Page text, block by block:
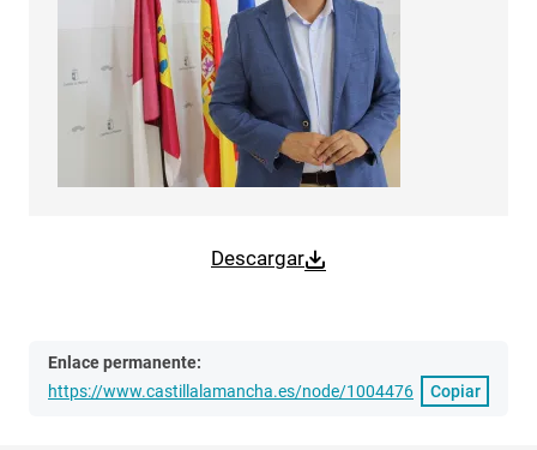
Descargar
Enlace permanente:
https://www.castillalamancha.es/node/1004476
Copiar